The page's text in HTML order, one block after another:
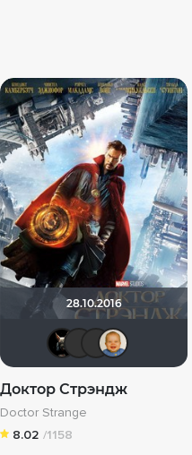
ОстрадчукСтепанец
28.10.2016
Доктор Стрэндж
Doctor Strange
8.02 /1158